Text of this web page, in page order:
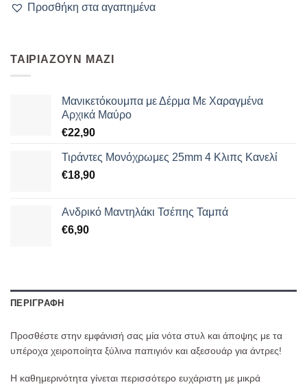
Προσθήκη στα αγαπημένα
ΤΑΙΡΙΆΖΟΥΝ ΜΑΖΊ
Μανικετόκουμπα με Δέρμα Με Χαραγμένα
Αρχικά Μαύρο
€22,90
Τιράντες Μονόχρωμες 25mm 4 Κλιπς Κανελί
€18,90
Ανδρικό Μαντηλάκι Τσέπης Ταμπά
€6,90
ΠΕΡΙΓΡΑΦΉ
Προσθέστε στην εμφάνισή σας μία νότα στυλ και άποψης με τα
υπέροχα χειροποίητα ξύλινα παπιγιόν και αξεσουάρ για άντρες!
Η καθημερινότητα γίνεται περισσότερο ευχάριστη με μικρά